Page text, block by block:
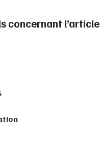
concernant l’article